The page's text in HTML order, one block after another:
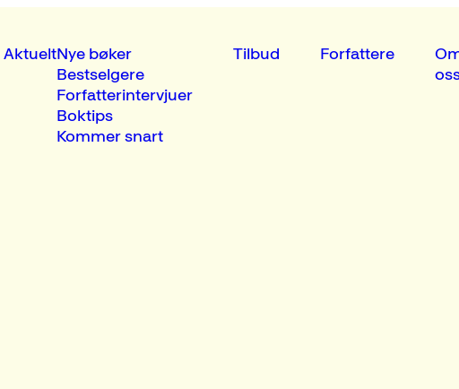
AktueltNye bøker
Bestselgere
Forfatterintervjuer
Boktips
Kommer snart
Tilbud Forfattere